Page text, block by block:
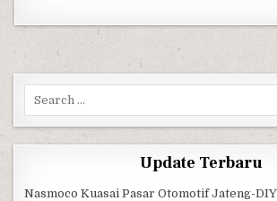
Update Terbaru
Nasmoco Kuasai Pasar Otomotif Jateng-